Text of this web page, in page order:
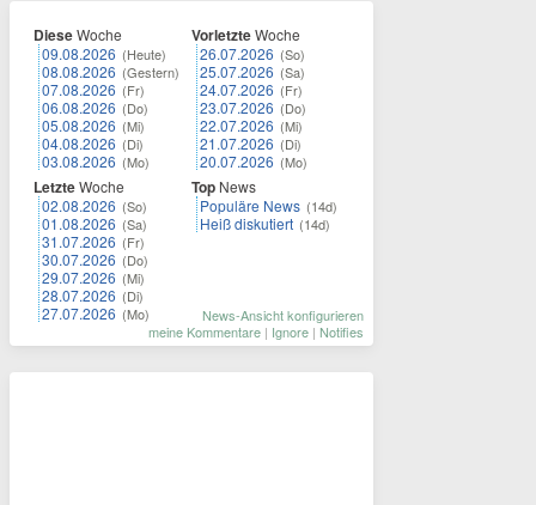
DieseWoche
09.08.2026 (Heute)
08.08.2026 (Gestern)
07.08.2026 (Fr)
06.08.2026 (Do)
05.08.2026 (Mi)
04.08.2026 (Di)
03.08.2026 (Mo)
LetzteWoche
02.08.2026 (So)
01.08.2026 (Sa)
31.07.2026 (Fr)
30.07.2026 (Do)
29.07.2026 (Mi)
28.07.2026 (Di)
27.07.2026 (Mo)
VorletzteWoche
26.07.2026 (So)
25.07.2026 (Sa)
24.07.2026 (Fr)
23.07.2026 (Do)
22.07.2026 (Mi)
21.07.2026 (Di)
20.07.2026 (Mo)
Top News
Populäre News (14d)
Heiß diskutiert (14d)
News-Ansicht konfigurieren
meine Kommentare | Ignore | Notifies